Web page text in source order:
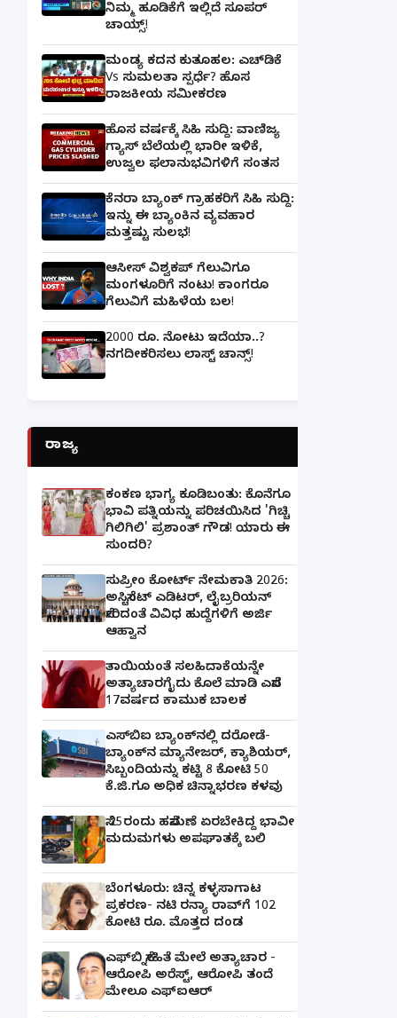
ನಿಮ್ಮ ಹೂಡಿಕೆಗೆ ಇಲ್ಲಿದೆ ಸೂಪರ್
ಚಾಯ್ಸ್‌!
ಮಂಡ್ಯ ಕದನ ಕುತೂಹಲ: ಎಚ್‌ಡಿಕೆ
Vs ಸುಮಲತಾ ಸ್ಪರ್ಧೆ? ಹೊಸ
ರಾಜಕೀಯ ಸಮೀಕರಣ
ಹೊಸ ವರ್ಷಕ್ಕೆ ಸಿಹಿ ಸುದ್ದಿ: ವಾಣಿಜ್ಯ
ಗ್ಯಾಸ್‌ ಬೆಲೆಯಲ್ಲಿ ಭಾರೀ ಇಳಿಕೆ,
ಉಜ್ವಲ ಫಲಾನುಭವಿಗಳಿಗೆ ಸಂತಸ
ಕೆನರಾ ಬ್ಯಾಂಕ್‌ ಗ್ರಾಹಕರಿಗೆ ಸಿಹಿ ಸುದ್ದಿ:
ಇನ್ನು ಈ ಬ್ಯಾಂಕಿನ ವ್ಯವಹಾರ
ಮತ್ತಷ್ಟು ಸುಲಭ!
ಆಸೀಸ್ ವಿಶ್ವಕಪ್ ಗೆಲುವಿಗೂ
ಮಂಗಳೂರಿಗೆ ನಂಟು! ಕಾಂಗರೂ
ಗೆಲುವಿಗೆ ಮಹಿಳೆಯ ಬಲ!
2000 ರೂ. ನೋಟು ಇದೆಯಾ..?
ನಗದೀಕರಿಸಲು ಲಾಸ್ಟ್‌ ಚಾನ್ಸ್‌!
ರಾಜ್ಯ
ಕಂಕಣ ಭಾಗ್ಯ ಕೂಡಿಬಂತು: ಕೊನೆಗೂ
ಭಾವಿ ಪತ್ನಿಯನ್ನು ಪರಿಚಯಿಸಿದ 'ಗಿಚ್ಚಿ
ಗಿಲಿಗಿಲಿ' ಪ್ರಶಾಂತ್ ಗೌಡ! ಯಾರು ಈ
ಸುಂದರಿ?
ಸುಪ್ರೀಂ ಕೋರ್ಟ್ ನೇಮಕಾತಿ 2026:
ಅಸಿಸ್ಟೆಂಟ್ ಎಡಿಟರ್, ಲೈಬ್ರರಿಯನ್
ಸೇರಿದಂತೆ ವಿವಿಧ ಹುದ್ದೆಗಳಿಗೆ ಅರ್ಜಿ
ಆಹ್ವಾನ
ತಾಯಿಯಂತೆ ಸಲಹಿದಾಕೆಯನ್ನೇ
ಅತ್ಯಾಚಾರಗೈದು ಕೊಲೆ ಮಾಡಿ ಎಸೆದ
17ವರ್ಷದ ಕಾಮುಕ ಬಾಲಕ
ಎಸ್‌ಬಿಐ ಬ್ಯಾಂಕ್‌ನಲ್ಲಿ‌ ದರೋಡೆ-
ಬ್ಯಾಂಕ್​ನ ಮ್ಯಾನೇಜರ್‌, ಕ್ಯಾಶಿಯರ್‌,
ಸಿಬ್ಬಂದಿಯನ್ನು ಕಟ್ಟಿ 8 ಕೋಟಿ 50
ಕೆ.ಜಿ.ಗೂ ಅಧಿಕ ಚಿನ್ನಾಭರಣ ಕಳವು
ಸೆ.25ರಂದು ಹಸೆಮಣೆ ಏರಬೇಕಿದ್ದ ಭಾವೀ
ಮದುಮಗಳು ಅಪಘಾತಕ್ಕೆ ಬಲಿ
ಬೆಂಗಳೂರು: ಚಿನ್ನ ಕಳ್ಳಸಾಗಾಟ
ಪ್ರಕರಣ- ನಟಿ ರನ್ಯಾ ರಾವ್‌ಗೆ 102
ಕೋಟಿ ರೂ. ಮೊತ್ತದ ದಂಡ
ಎಫ್‌ಬಿ ಸ್ನೇಹಿತೆ ಮೇಲೆ ಅತ್ಯಾಚಾರ -
ಆರೋಪಿ ಅರೆಸ್ಟ್, ಆರೋಪಿ ತಂದೆ
ಮೇಲೂ ಎಫ್ಐಆರ್